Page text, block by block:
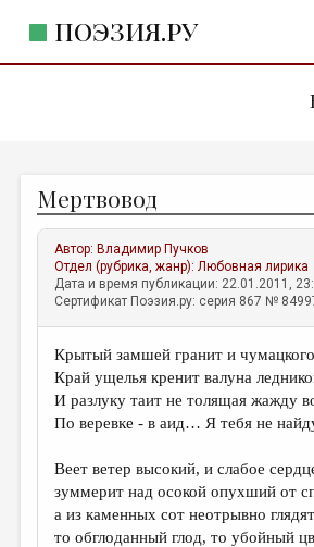
ПОЭЗИЯ.РУ
ЖАНРЫ
АВТОРЫ
КОММЕНТАРИИ
ЛИТСАЛОН
НОВОСТИ
ПРАВИЛА САЙТА
ИЗБРАННОЕ
ДАЙДЖЕСТ
Мертвовод
Автор: Владимир Пучков
Отдел (рубрика, жанр):Любовная лирика
Дата и время публикации: 22.01.2011,
Сертификат Поэзия.ру: серия 867 №
Крытый замшей гранит и
Край ущелья кренит валуна
И разлуку таит не толящая жажду
По веревке - в аид… Я тебя не
Веет ветер высокий, и слабое
зуммерит над осокой опухший от
а из каменных сот неотрывно
то обглоданный глод, то убойный